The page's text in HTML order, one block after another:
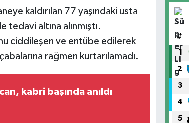
kaldırılan 77 yaşındaki usta
altına alınmıştı.
ciddileşen ve entübe edilerek
rağmen kurtarılamadı.
kabri başında anıldı
#
1
2
3
4
5